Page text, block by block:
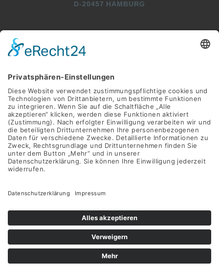
D-20457 HAMBURG
+49 (0)40 2716369 9
INFO@SWAY-BOOKS.DE
      
Alle Preise inkl. der gesetzlichen MwSt.
Die durchgestrichenen Preise entsprechen dem bisherigen Preis
in diesem Online-Shop.
Vertrag widerrufen